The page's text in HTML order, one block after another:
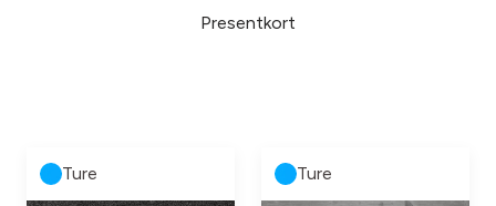
Presentkort
Ture Ture